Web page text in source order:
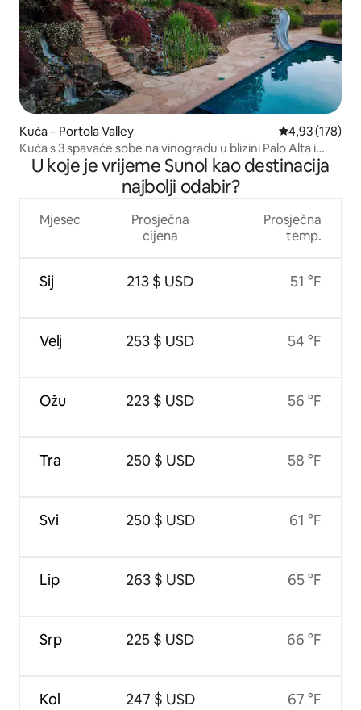
Kuća – Portola Valley Prosječna
4,93 (178)
Kuća s 3 spavaće sobe na vinogradu u blizini Palo Alta i
Stanforda
U koje je vrijeme Sunol kao destinacija
najbolji odabir?
Mjesec
Sij
Velj
Ožu
Tra
Svi
Lip
Srp
Kol
Prosječna
cijena
213 $ USD
253 $ USD
223 $ USD
250 $ USD
250 $ USD
263 $ USD
225 $ USD
247 $ USD
Prosječna
temp.
51 °F
54 °F
56 °F
58 °F
61 °F
65 °F
66 °F
67 °F